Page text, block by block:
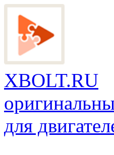
XBOLT.RU
для